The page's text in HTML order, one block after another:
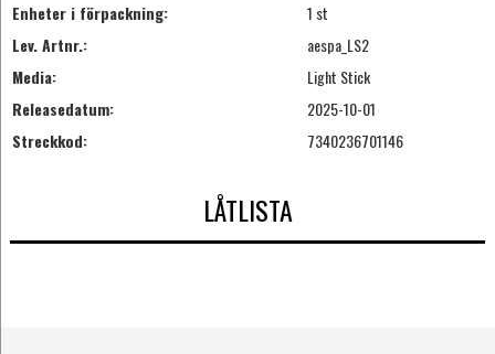
Enheter i förpackning:
1 st
Lev. Artnr.:
aespa_LS2
Media:
Light Stick
Releasedatum:
2025-10-01
Streckkod:
7340236701146
LÅTLISTA